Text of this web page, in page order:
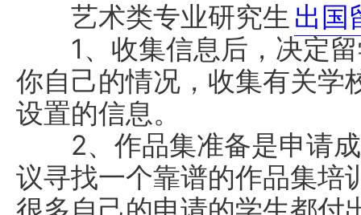
艺术类专业研究生 出国
1、收集信息后，决定留
你自己的情况，收集有关学
设置的信息。
2、作品集准备是申请成
议寻找一个靠谱的作品集培